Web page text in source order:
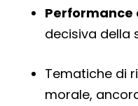
Performance
decisiva della
Tematiche di
morale,